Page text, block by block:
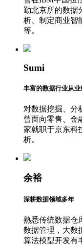
勤北京所的数据
析、制定商业智
等。
Sumi
丰富的数据行业从业
对数据挖掘、分
曾面向零售、金
家就职于京东科
析。
余裕
深耕数据领域多年
熟悉传统数据仓
数据管理，大数
算法模型开发有